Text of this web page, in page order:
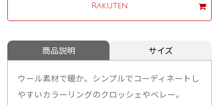
Rakuten
商品説明 サイズ
ウール素材で暖か。シンプルでコーディネートし
やすいカラーリングのクロッシェやベレー。